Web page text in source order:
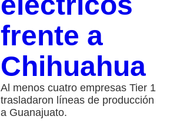
frente a
Chihuahua
Al menos cuatro empresas Tier 1
trasladaron líneas de producción
a Guanajuato.